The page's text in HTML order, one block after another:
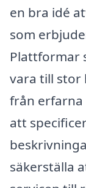
en bra idé
som
Plattformar
vara till stor
från erfarna
att
säkerställa